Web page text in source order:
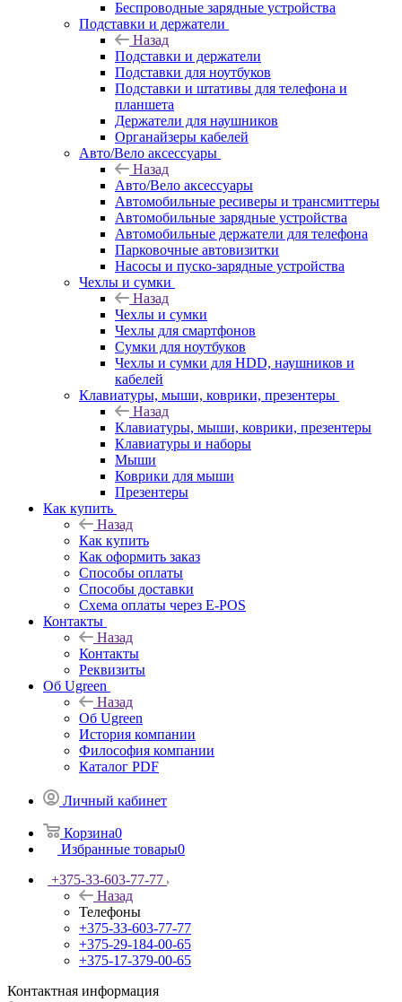
Беспроводные зарядные устройства
Подставки и держатели
Назад
Подставки и держатели
Подставки для ноутбуков
Подставки и штативы для телефона и
планшета
Держатели для наушников
Органайзеры кабелей
Авто/Вело аксессуары
Назад
Авто/Вело аксессуары
Автомобильные ресиверы и трансмиттеры
Автомобильные зарядные устройства
Автомобильные держатели для телефона
Парковочные автовизитки
Насосы и пуско-зарядные устройства
Чехлы и сумки
Назад
Чехлы и сумки
Чехлы для смартфонов
Сумки для ноутбуков
Чехлы и сумки для HDD, наушников и
кабелей
Клавиатуры, мыши, коврики, презентеры
Назад
Клавиатуры, мыши, коврики, презентеры
Клавиатуры и наборы
Мыши
Коврики для мыши
Презентеры
Как купить
Назад
Как купить
Как оформить заказ
Способы оплаты
Способы доставки
Схема оплаты через E-POS
Контакты
Назад
Контакты
Реквизиты
Об Ugreen
Назад
Об Ugreen
История компании
Философия компании
Каталог PDF
Личный кабинет
Корзина0
Избранные товары0
+375-33-603-77-77
Назад
Телефоны
+375-33-603-77-77
+375-29-184-00-65
+375-17-379-00-65
Контактная информация